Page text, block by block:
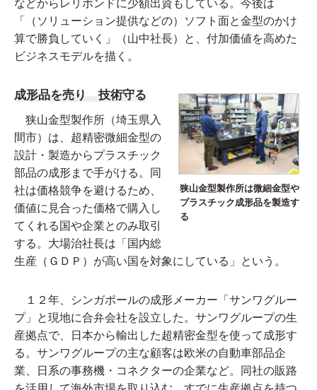
などからレリボンドに少額出資もしている。今後は
「（ソリューション提供などの）ソフト面と金型のかけ
算で勝負していく」（山中社長）と、付加価値を高めた
ビジネスモデルを描く。
狭山金型製作所は微細金型や
プラスチック成形品を製造す
る
成形品を売り 技術守る
狭山金型製作所（埼玉県入
間市）は、超精密微細金型の
設計・製造からプラスチック
部品の成形まで手がける。同
社は価格競争を避けるため、
価値に見合った価格で購入し
てくれる国や企業とのみ取引
する。大場治社長は「国内総
生産（ＧＤＰ）が高い国を対象にしている」という。
１２年、シンガポールの成形メーカー「サンワグルー
プ」と現地に合弁会社を設立した。サンワグループの生
産拠点で、日本から輸出した超精密金型を使って成形す
る。サンワグループの主な顧客は欧米の自動車部品企
業、日系の事務機・コネクターの企業など。同社の販路